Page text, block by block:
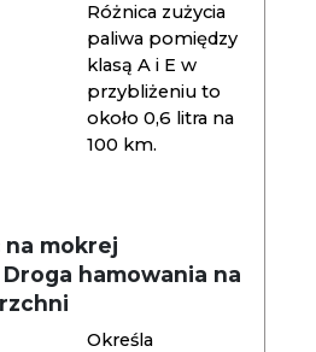
Różnica zużycia
paliwa pomiędzy
klasą A i E w
przybliżeniu to
około 0,6 litra na
100 km.
na mokrej
hamowania na
Określa